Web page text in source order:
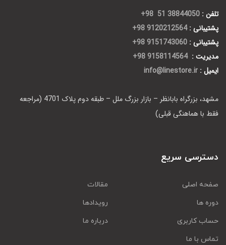
تلفن : 38844050 51 98+
پشتیبانی : 9120212564 98+
پشتیبانی : 9151743060 98+
مدیریت : 9158114564 98+
ایمیل : info@linestore.ir
مشهد، بزرگراه بابانظر – بازار بزرگ ملل – طبقه دوم پلاک 4701 (مراجعه
فقط با هماهنگی قبلی)
دسترسی سریع
صفحه اصلی
مقالات
دوره ها
رویدادها
حساب کاربری
درباره ما
تماس با ما